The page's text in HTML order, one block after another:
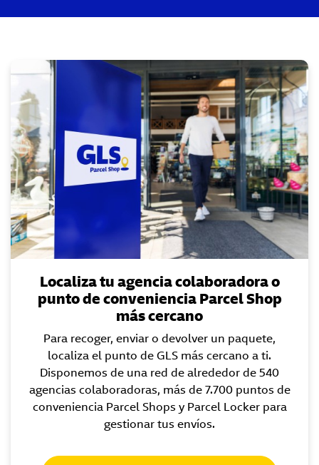
Localiza tu agencia colaboradora o
punto de conveniencia Parcel Shop
más cercano
Para recoger, enviar o devolver un paquete,
localiza el punto de GLS más cercano a ti.
Disponemos de una red de alrededor de 540
agencias colaboradoras, más de 7.700 puntos de
conveniencia Parcel Shops y Parcel Locker para
gestionar tus envíos.